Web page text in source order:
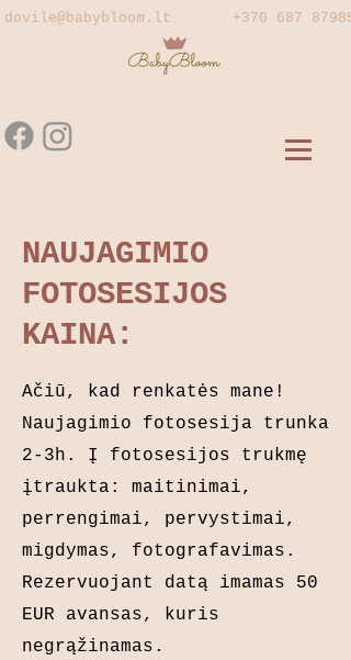
dovile@babybloom.lt +370 687 87985
NAUJAGIMIO
FOTOSESIJOS
KAINA:
Ačiū, kad renkatės mane!
Naujagimio fotosesija trunka
2-3h. Į fotosesijos trukmę
įtraukta: maitinimai,
perrengimai, pervystimai,
migdymas, fotografavimas.
Rezervuojant datą imamas 50
EUR avansas, kuris
negrąžinamas.